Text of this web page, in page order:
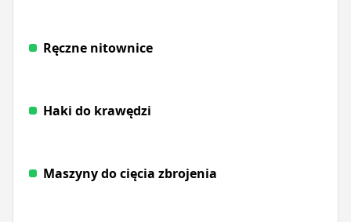
Ręczne nitownice
Haki do krawędzi
Maszyny do cięcia zbrojenia